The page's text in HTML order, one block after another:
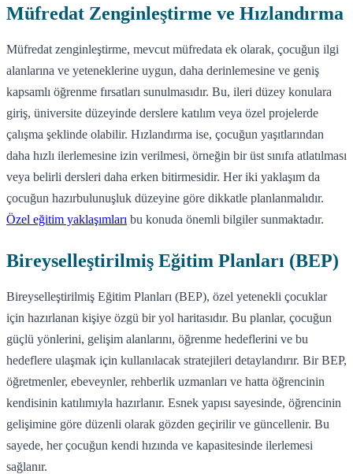
Müfredat Zenginleştirme ve Hızlandırma
Müfredat zenginleştirme, mevcut müfredata ek olarak, çocuğun ilgi
alanlarına ve yeteneklerine uygun, daha derinlemesine ve geniş
kapsamlı öğrenme fırsatları sunulmasıdır. Bu, ileri düzey konulara
giriş, üniversite düzeyinde derslere katılım veya özel projelerde
çalışma şeklinde olabilir. Hızlandırma ise, çocuğun yaşıtlarından
daha hızlı ilerlemesine izin verilmesi, örneğin bir üst sınıfa atlatılması
veya belirli dersleri daha erken bitirmesidir. Her iki yaklaşım da
çocuğun hazırbulunuşluk düzeyine göre dikkatle planlanmalıdır.
Özel eğitim yaklaşımları bu konuda önemli bilgiler sunmaktadır.
Bireyselleştirilmiş Eğitim Planları (BEP)
Bireyselleştirilmiş Eğitim Planları (BEP), özel yetenekli çocuklar
için hazırlanan kişiye özgü bir yol haritasıdır. Bu planlar, çocuğun
güçlü yönlerini, gelişim alanlarını, öğrenme hedeflerini ve bu
hedeflere ulaşmak için kullanılacak stratejileri detaylandırır. Bir BEP,
öğretmenler, ebeveynler, rehberlik uzmanları ve hatta öğrencinin
kendisinin katılımıyla hazırlanır. Esnek yapısı sayesinde, öğrencinin
gelişimine göre düzenli olarak gözden geçirilir ve güncellenir. Bu
sayede, her çocuğun kendi hızında ve kapasitesinde ilerlemesi
sağlanır.